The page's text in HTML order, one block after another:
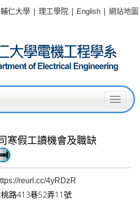
輔仁大學 | 理工學院 | English | 網站地圖
T
l
寒假工讀機會及職缺
reurl.cc/4yRDzR
路413巷52弄11號